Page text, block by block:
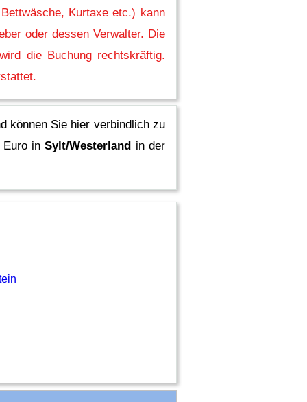
Kurtaxe etc.) kann
oder dessen Verwalter. Die
die Buchung rechtskräftig.
können Sie hier verbindlich zu
Euro inSylt/Westerland in der